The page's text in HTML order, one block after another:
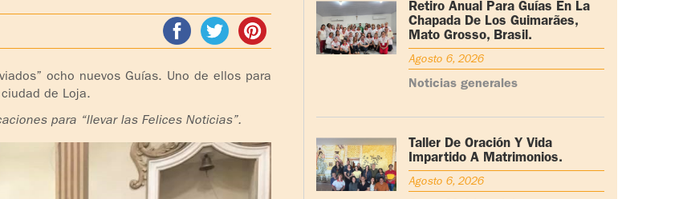
ocho nuevos Guías. Uno de ellos para
de Loja.
para “llevar las Felices Noticias”.
Retiro Anual Para Guías En La
Chapada De Los Guimarães,
Mato Grosso, Brasil.
Agosto 6, 2026
Noticias generales
Taller De Oración Y Vida
Impartido A Matrimonios.
Agosto 6, 2026